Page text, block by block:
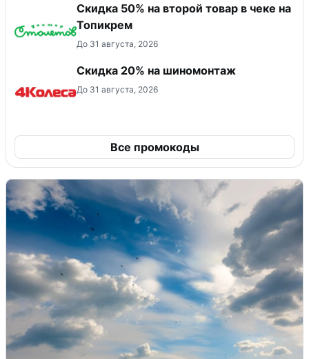
Скидка 50% на второй товар в чеке на
Топикрем
До 31 августа, 2026
Скидка 20% на шиномонтаж
До 31 августа, 2026
Все промокоды